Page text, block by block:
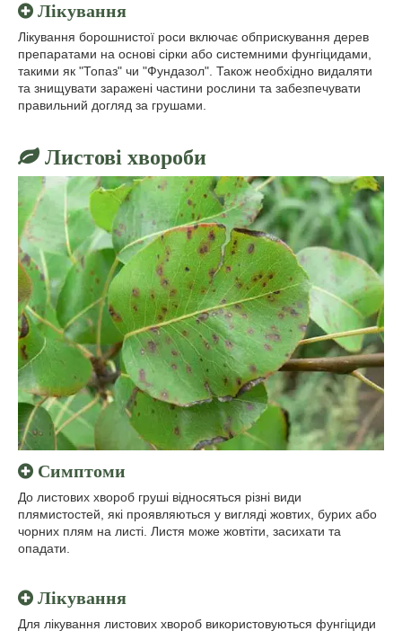
Лікування
Лікування борошнистої роси включає обприскування дерев
препаратами на основі сірки або системними фунгіцидами,
такими як "Топаз" чи "Фундазол". Також необхідно видаляти
та знищувати заражені частини рослини та забезпечувати
правильний догляд за грушами.
Листові хвороби
Симптоми
До листових хвороб груші відносяться різні види
плямистостей, які проявляються у вигляді жовтих, бурих або
чорних плям на листі. Листя може жовтіти, засихати та
опадати.
Лікування
Для лікування листових хвороб використовуються фунгіциди